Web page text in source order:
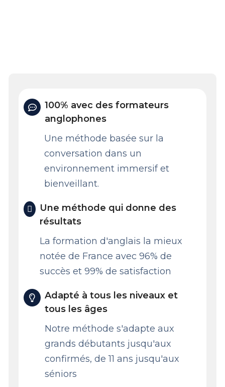
100% avec des formateurs
anglophones
Une méthode basée sur la
conversation dans un
environnement immersif et
bienveillant.
Une méthode qui donne des
résultats
La formation d'anglais la mieux
notée de France avec 96% de
succès et 99% de satisfaction
Adapté à tous les niveaux et
tous les âges
Notre méthode s'adapte aux
grands débutants jusqu'aux
confirmés, de 11 ans jusqu'aux
séniors